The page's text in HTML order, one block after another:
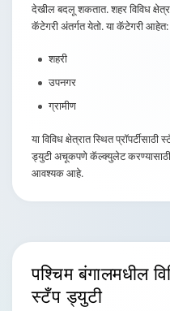
देखील बदलू शकतात. शहर विविध
कॅटेगरी अंतर्गत येतो. या कॅटेगरी आहेत:
शहरी
उपनगर
ग्रामीण
या विविध क्षेत्रात स्थित
ड्युटी अचूकपणे कॅल्क्युलेट करण्यासाठी
आवश्यक आहे.
पश्चिम बंगालमधील
स्टँप ड्युटी